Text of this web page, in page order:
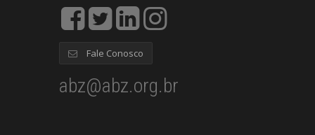
Fale Conosco
abz@abz.org.br